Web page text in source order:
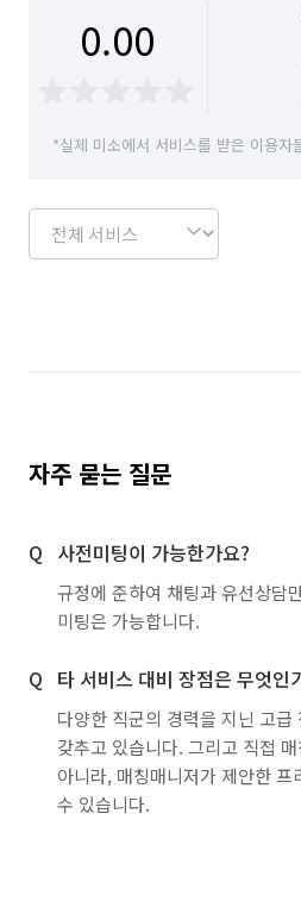
0.00
*실제 미소에서 서비스를 받은 이용자
자주 묻는 질문
사전미팅이 가능한가요?
규정에 준하여 채팅과 유선상담
미팅은 가능합니다.
타 서비스 대비 장점은 무엇인
다양한 직군의 경력을 지닌 고급
갖추고 있습니다. 그리고 직접
아니라, 매칭매니저가 제안한
수 있습니다.